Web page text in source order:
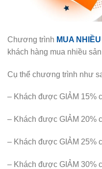
Chương trình MUA
khách hàng mua nhiều
Cụ thể chương trình như
– Khách được GIẢM 15%
– Khách được GIẢM 20%
– Khách được GIẢM 25%
– Khách được GIẢM 30%